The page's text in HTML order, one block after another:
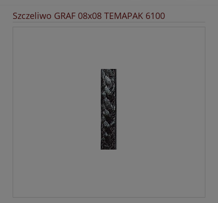
Szczeliwo GRAF 08x08 TEMAPAK 6100